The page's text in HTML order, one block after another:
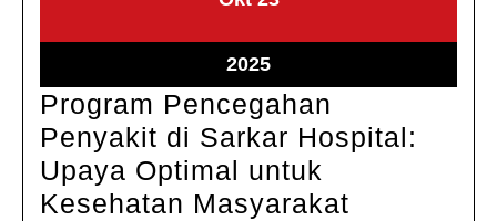
2025
2025Oktober
23,
2025
Program Pencegahan
Penyakit di Sarkar Hospital:
Upaya Optimal untuk
Kesehatan Masyarakat